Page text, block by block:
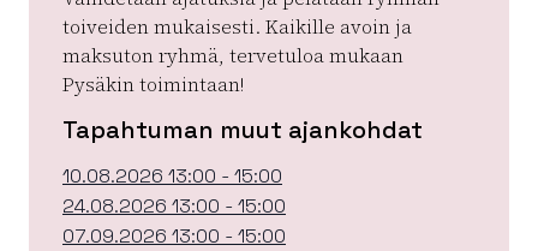
toiveiden mukaisesti. Kaikille avoin ja
maksuton ryhmä, tervetuloa mukaan
Pysäkin toimintaan!
Tapahtuman muut ajankohdat
10.08.2026 13:00 - 15:00
24.08.2026 13:00 - 15:00
07.09.2026 13:00 - 15:00